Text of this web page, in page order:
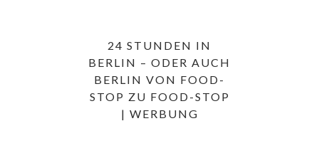
24 STUNDEN IN
BERLIN – ODER AUCH
BERLIN VON FOOD-
STOP ZU FOOD-STOP
| WERBUNG